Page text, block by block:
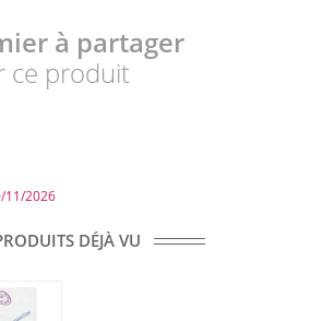
à partager
ce produit
11/2026
DÉJÀ VU